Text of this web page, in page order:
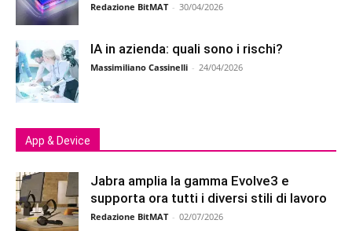
Redazione BitMAT - 30/04/2026
IA in azienda: quali sono i rischi?
Massimiliano Cassinelli - 24/04/2026
App & Device
Jabra amplia la gamma Evolve3 e
supporta ora tutti i diversi stili di lavoro
Redazione BitMAT - 02/07/2026